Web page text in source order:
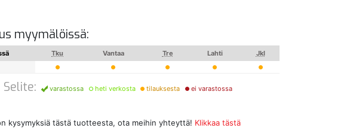
myymälöissä:
Tku Vantaa Tre Lahti Jkl
Selite: varastossa heti verkosta tilauksesta ei varastossa
kysymyksiä tästä tuotteesta, ota meihin yhteyttä! Klikkaa tästä